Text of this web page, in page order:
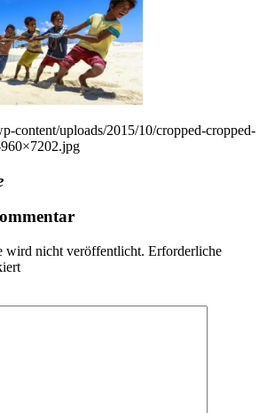
content/uploads/2015/10/cropped-cropped-
wird nicht veröffentlicht. Erforderliche